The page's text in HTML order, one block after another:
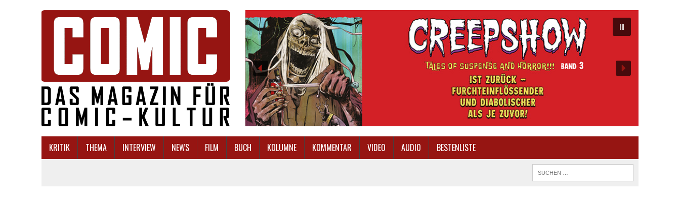
KRITIK THEMA INTERVIEW NEWS FILM BUCH KOLUMNE KOMMENTAR VIDEO AUDIO BESTENLISTE